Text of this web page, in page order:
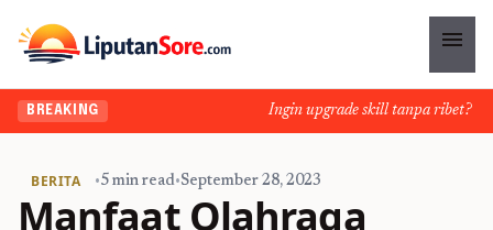
menu
BREAKING Ingin upgrade skill tanpa ribet?
BERITA •5 min read•September 28, 2023
Manfaat Olahraga